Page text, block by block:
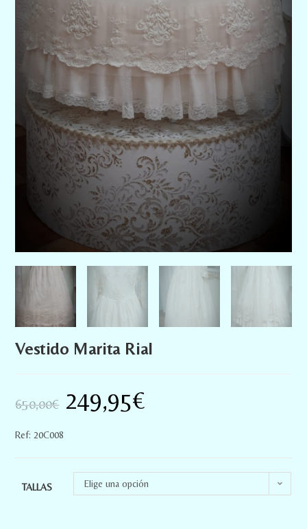
Vestido Marita Rial
650,00€ 249,95€
Ref: 20C008
TALLAS Elige una opción